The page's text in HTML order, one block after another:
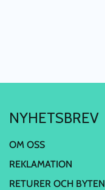
NYHETSBREV
OM OSS
REKLAMATION
RETURER OCH BYTEN